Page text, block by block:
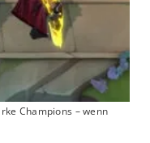
Champions – wenn